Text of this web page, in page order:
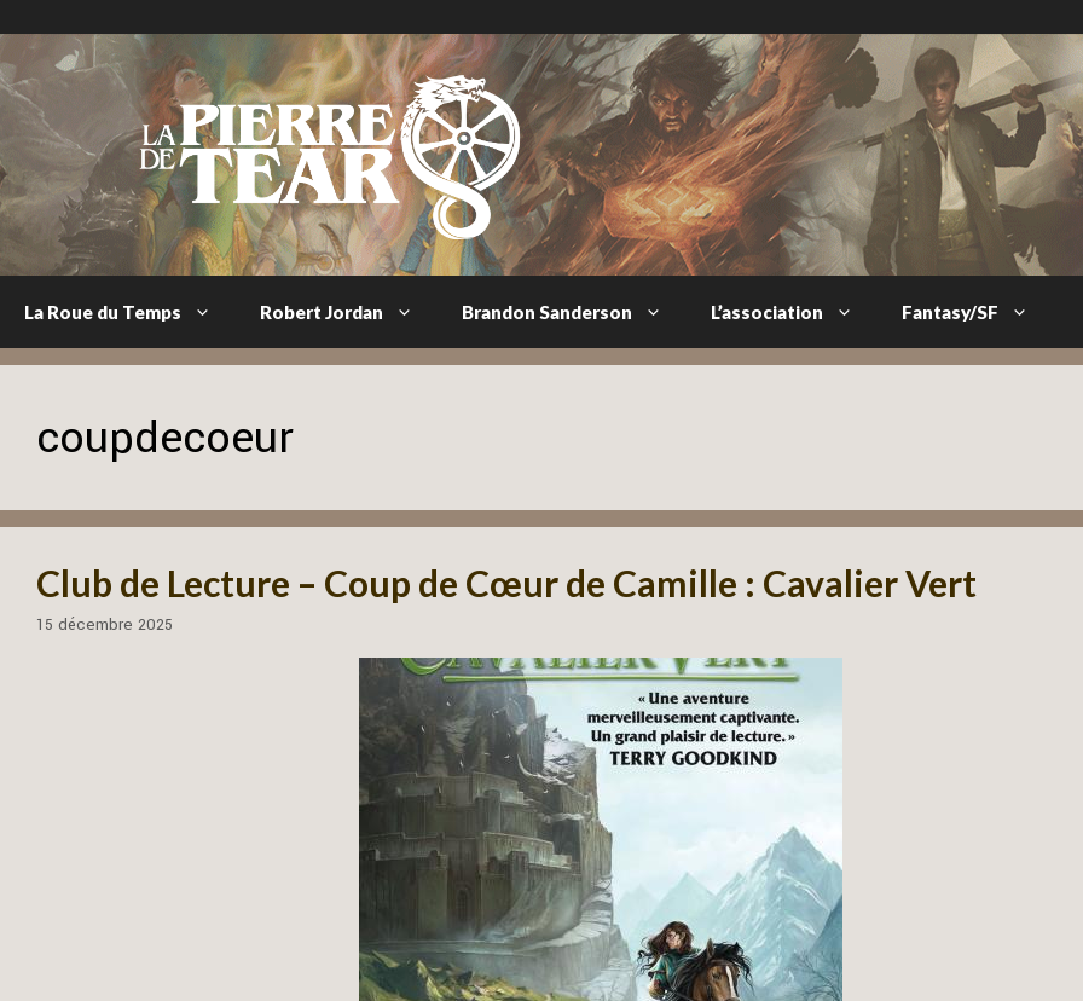
au
contenu
La Roue du Temps Robert Jordan Brandon Sanderson L’association Fantasy/SF
coupdecoeur
Club de Lecture – Coup de Cœur de Camille : Cavalier Vert
15 décembre 2025